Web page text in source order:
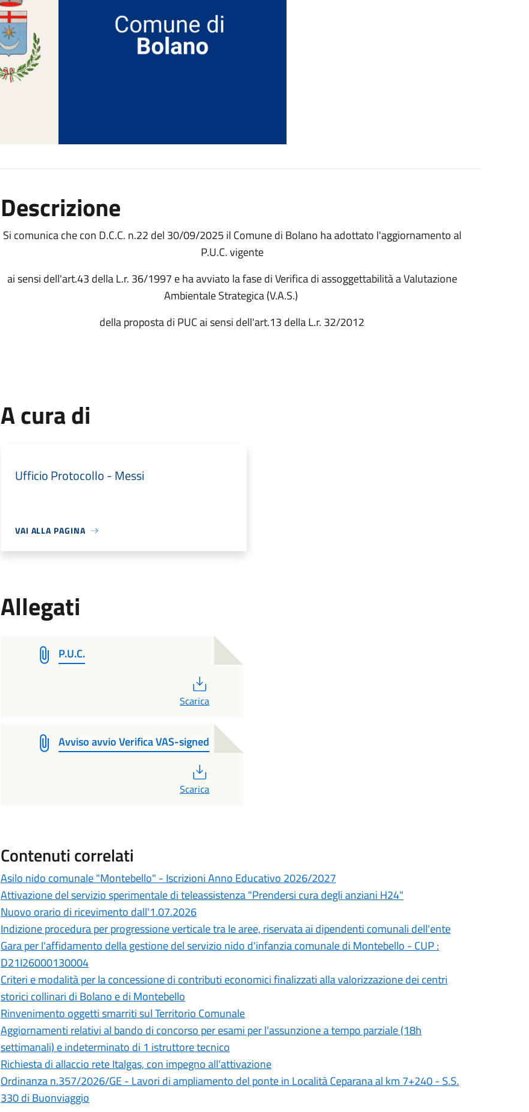
Descrizione
Si comunica che con D.C.C. n.22 del 30/09/2025 il Comune di Bolano ha adottato l'aggiornamento al
P.U.C. vigente
ai sensi dell'art.43 della L.r. 36/1997 e ha avviato la fase di Verifica di assoggettabilità a Valutazione
Ambientale Strategica (V.A.S.)
della proposta di PUC ai sensi dell'art.13 della L.r. 32/2012
A cura di
Ufficio Protocollo - Messi
VAI ALLA PAGINA
Allegati
P.U.C.
Scarica
Avviso avvio Verifica VAS-signed
Scarica
Contenuti correlati
Asilo nido comunale "Montebello" - Iscrizioni Anno Educativo 2026/2027
Attivazione del servizio sperimentale di teleassistenza "Prendersi cura degli anziani H24"
Nuovo orario di ricevimento dall'1.07.2026
Indizione procedura per progressione verticale tra le aree, riservata ai dipendenti comunali dell'ente
Gara per l'affidamento della gestione del servizio nido d'infanzia comunale di Montebello - CUP :
D21I26000130004
Criteri e modalità per la concessione di contributi economici finalizzati alla valorizzazione dei centri
storici collinari di Bolano e di Montebello
Rinvenimento oggetti smarriti sul Territorio Comunale
Aggiornamenti relativi al bando di concorso per esami per l'assunzione a tempo parziale (18h
settimanali) e indeterminato di 1 istruttore tecnico
Richiesta di allaccio rete Italgas, con impegno all'attivazione
Ordinanza n.357/2026/GE - Lavori di ampliamento del ponte in Località Ceparana al km 7+240 - S.S.
330 di Buonviaggio